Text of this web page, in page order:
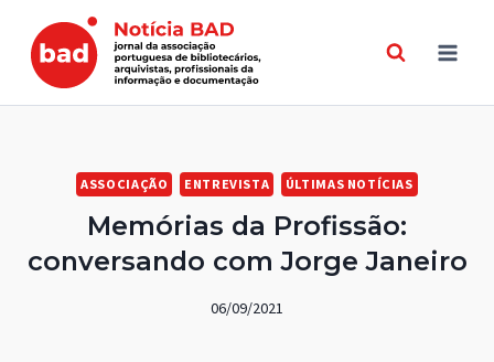
content
ASSOCIAÇÃO ENTREVISTA ÚLTIMAS NOTÍCIAS
Memórias da Profissão:
conversando com Jorge Janeiro
06/09/2021